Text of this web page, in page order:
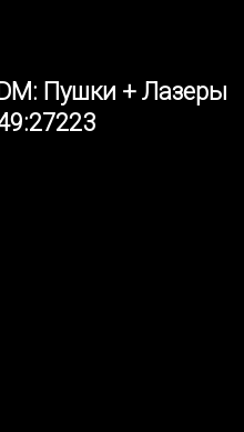
Пушки + Лазеры